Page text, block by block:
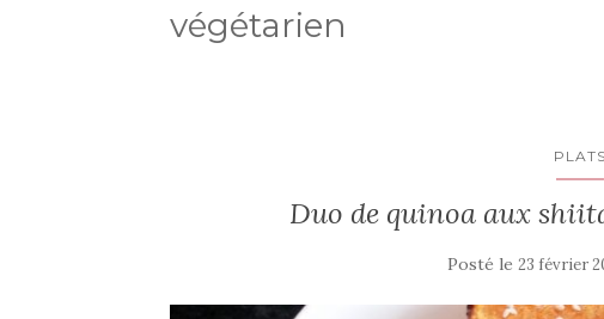
végétarien
PLATS
Duo de quinoa aux
Posté le23 février